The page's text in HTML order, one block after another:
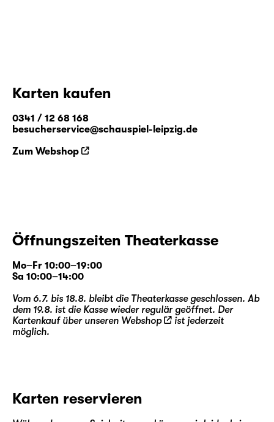
Karten kaufen
0341 / 12 68 168
besucherservice@schauspiel-leipzig.de
Zum Webshop
Öffnungszeiten Theaterkasse
Mo–Fr 10:00–19:00
Sa 10:00–14:00
Vom 6.7. bis 18.8. bleibt die Theaterkasse geschlossen. Ab
dem 19.8. ist die Kasse wieder regulär geöffnet. Der
Kartenkauf über unseren Webshop
ist jederzeit
möglich.
Karten reservieren